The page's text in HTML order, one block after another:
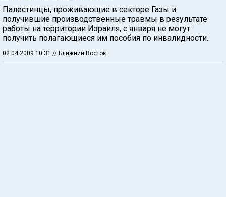
Палестинцы, проживающие в секторе Газы и
получившие производственные травмы в результате
работы на территории Израиля, с января не могут
получить полагающиеся им пособия по инвалидности.
02.04.2009 10:31 // Ближний Восток